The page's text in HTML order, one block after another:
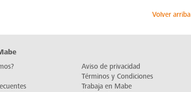
Volver arriba
Aviso de privacidad
Términos y Condiciones
Trabaja en Mabe